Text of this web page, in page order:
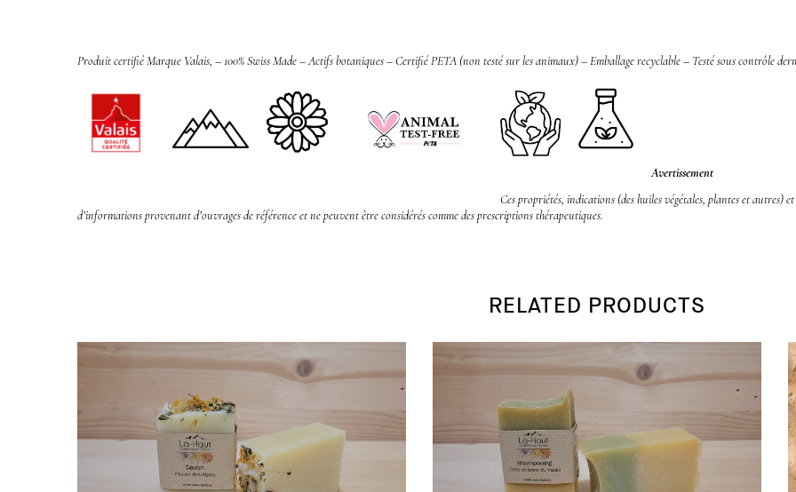
Produit certifié Marque Valais, –100% Swiss Made – Actifs botaniques –Certifié PETA (non testé sur les animaux) –Emballage recyclable – Testé sous contrôle
Avertissement
Ces propriétés, indications (des huiles végétales, plantes et
d’informations provenant d’ouvrages de référence et ne peuvent être considérés comme des prescriptions thérapeutiques.
RELATED PRODUCTS